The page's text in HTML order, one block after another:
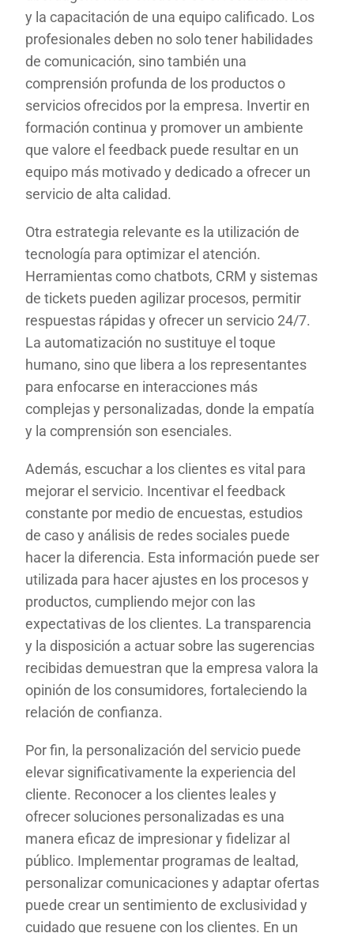
y la capacitación de una equipo calificado. Los
profesionales deben no solo tener habilidades
de comunicación, sino también una
comprensión profunda de los productos o
servicios ofrecidos por la empresa. Invertir en
formación continua y promover un ambiente
que valore el feedback puede resultar en un
equipo más motivado y dedicado a ofrecer un
servicio de alta calidad.
Otra estrategia relevante es la utilización de
tecnología para optimizar el atención.
Herramientas como chatbots, CRM y sistemas
de tickets pueden agilizar procesos, permitir
respuestas rápidas y ofrecer un servicio 24/7.
La automatización no sustituye el toque
humano, sino que libera a los representantes
para enfocarse en interacciones más
complejas y personalizadas, donde la empatía
y la comprensión son esenciales.
Además, escuchar a los clientes es vital para
mejorar el servicio. Incentivar el feedback
constante por medio de encuestas, estudios
de caso y análisis de redes sociales puede
hacer la diferencia. Esta información puede ser
utilizada para hacer ajustes en los procesos y
productos, cumpliendo mejor con las
expectativas de los clientes. La transparencia
y la disposición a actuar sobre las sugerencias
recibidas demuestran que la empresa valora la
opinión de los consumidores, fortaleciendo la
relación de confianza.
Por fin, la personalización del servicio puede
elevar significativamente la experiencia del
cliente. Reconocer a los clientes leales y
ofrecer soluciones personalizadas es una
manera eficaz de impresionar y fidelizar al
público. Implementar programas de lealtad,
personalizar comunicaciones y adaptar ofertas
puede crear un sentimiento de exclusividad y
cuidado que resuene con los clientes. En un